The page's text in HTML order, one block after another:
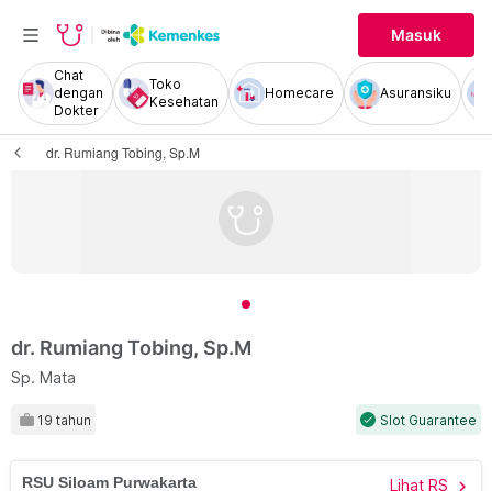
Masuk
Chat
dengan
Dokter
Toko
Kesehatan
Homecare Asuransiku
dr. Rumiang Tobing, Sp.M
dr. Rumiang Tobing, Sp.M
Sp. Mata
19 tahun check Slot Guarantee
RSU Siloam Purwakarta Lihat RS chevron_right